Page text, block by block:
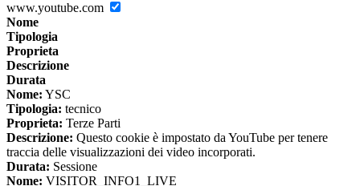
www.youtube.com
Nome
Tipologia
Proprieta
Descrizione
Durata
Nome: YSC
Tipologia: tecnico
Proprieta: Terze Parti
Descrizione: Questo cookie è impostato da YouTube per tenere
traccia delle visualizzazioni dei video incorporati.
Durata: Sessione
Nome: VISITOR_INFO1_LIVE